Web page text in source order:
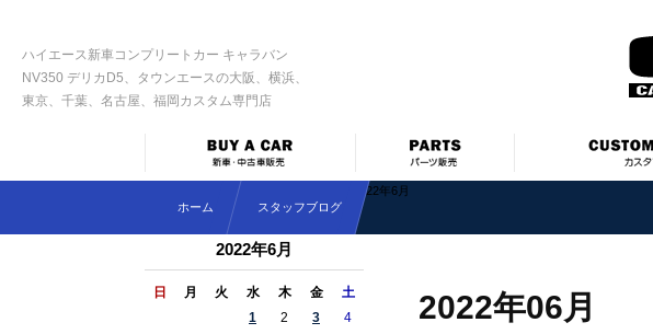
ハイエース新車コンプリートカー キャラバン
NV350 デリカD5、タウンエースの大阪、横浜、
東京、千葉、名古屋、福岡カスタム専門店
ホーム スタッフブログ
2022年6月
2022年06月
2022年6月
日 月 火 水 木 金 土
1 2 3
4